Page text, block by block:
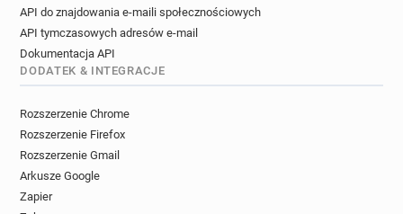
API do znajdowania e-maili społecznościowych
API tymczasowych adresów e-mail
Dokumentacja API
DODATEK & INTEGRACJE
Rozszerzenie Chrome
Rozszerzenie Firefox
Rozszerzenie Gmail
Arkusze Google
Zapier